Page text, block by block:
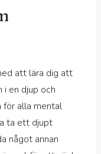
att lära dig att
i en djup och
för alla mental
ta ett djupt
något annan